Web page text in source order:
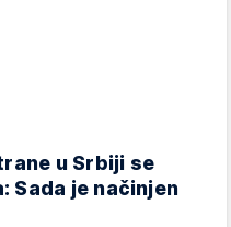
u Srbiji se
Sada je načinjen